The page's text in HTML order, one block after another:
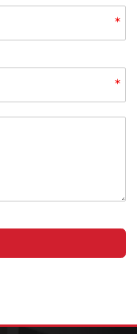
*
*